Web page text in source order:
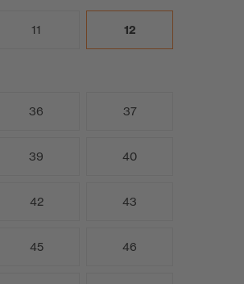
11 12
36 37
39 40
42 43
45 46